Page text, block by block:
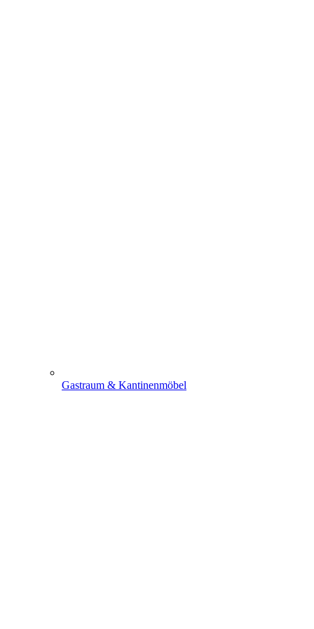
Gastraum & Kantinenmöbel